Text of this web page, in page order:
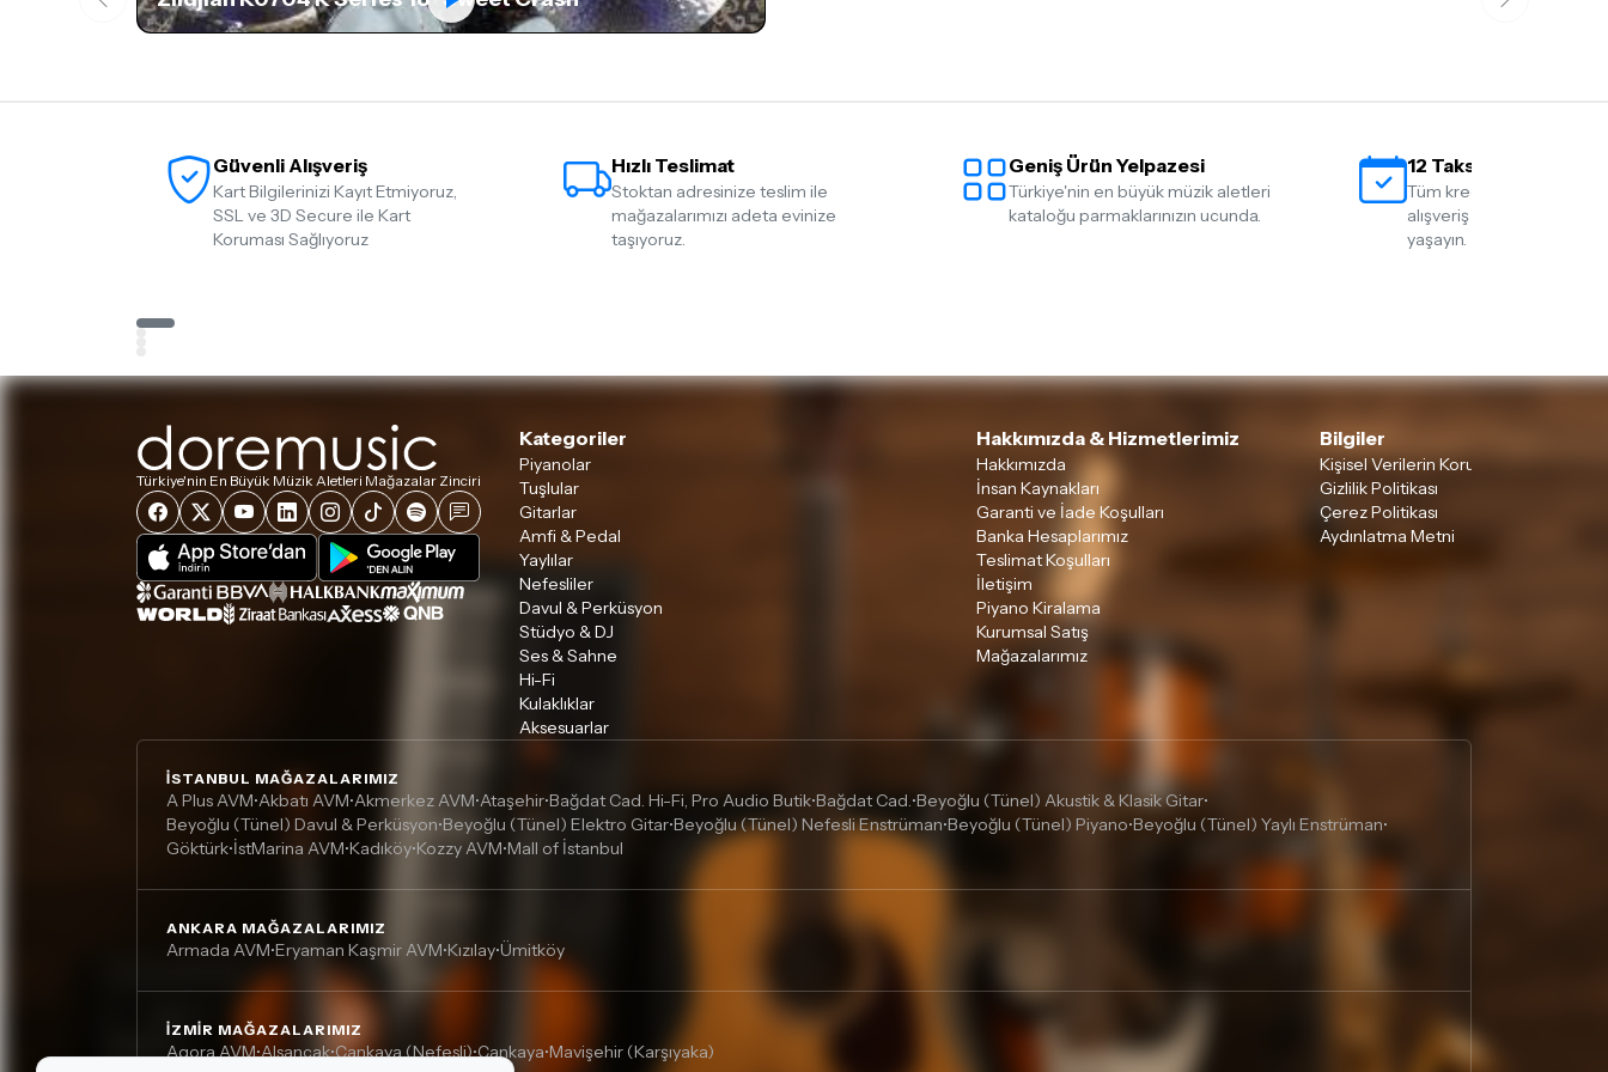
Güvenli Alışveriş
Kart Bilgilerinizi Kayıt Etmiyoruz,
SSL ve 3D Secure ile Kart
Koruması Sağlıyoruz
Hızlı Teslimat
Stoktan adresinize teslim ile
mağazalarımızı adeta evinize
taşıyoruz.
Geniş Ürün Yelpazesi
Türkiye'nin en büyük müzik aletleri
kataloğu parmaklarınızın ucunda.
12 Taksit İmkanı
Tüm kredi kartlarına 12
alışveriş yapmanın
yaşayın.
Türkiye'nin En Büyük Müzik Aletleri Mağazalar Zinciri
Kategoriler
Piyanolar
Tuşlular
Gitarlar
Amfi & Pedal
Yaylılar
Nefesliler
Davul & Perküsyon
Stüdyo & DJ
Ses & Sahne
Hi-Fi
Kulaklıklar
Aksesuarlar
Hakkımızda & Hizmetlerimiz
Hakkımızda
İnsan Kaynakları
Garanti ve İade Koşulları
Banka Hesaplarımız
Teslimat Koşulları
İletişim
Piyano Kiralama
Kurumsal Satış
Mağazalarımız
Bilgiler
Kişisel Verilerin Korunması
Gizlilik Politikası
Çerez Politikası
Aydınlatma Metni
İSTANBUL MAĞAZALARIMIZ
A Plus AVM•Akbatı AVM•Akmerkez AVM•Ataşehir•Bağdat Cad. Hi-Fi, Pro Audio Butik•Bağdat Cad.•Beyoğlu (Tünel) Akustik & Klasik Gitar•
Beyoğlu (Tünel) Davul & Perküsyon•Beyoğlu (Tünel) Elektro Gitar•Beyoğlu (Tünel) Nefesli Enstrüman•Beyoğlu (Tünel) Piyano•Beyoğlu (Tünel) Yaylı Enstrüman•
Göktürk•İstMarina AVM•Kadıköy•Kozzy AVM•Mall of İstanbul
ANKARA MAĞAZALARIMIZ
Armada AVM•Eryaman Kaşmir AVM•Kızılay•Ümitköy
İZMIR MAĞAZALARIMIZ
Agora AVM•Alsancak•Çankaya (Nefesli)•Çankaya•Mavişehir (Karşıyaka)